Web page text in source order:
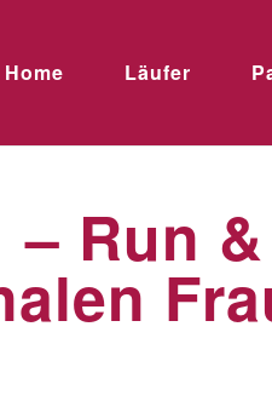
Home Läufer
– Run